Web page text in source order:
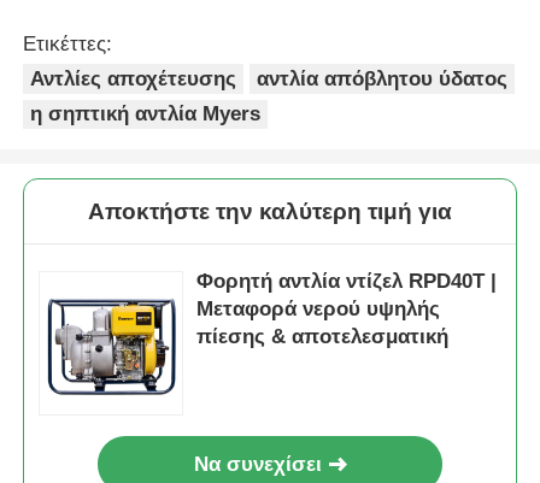
Ετικέττες:
Αντλίες αποχέτευσης
αντλία απόβλητου ύδατος
η σηπτική αντλία Myers
Αποκτήστε την καλύτερη τιμή για
Φορητή αντλία ντίζελ RPD40T |
Μεταφορά νερού υψηλής
πίεσης & αποτελεσματική
Να συνεχίσει